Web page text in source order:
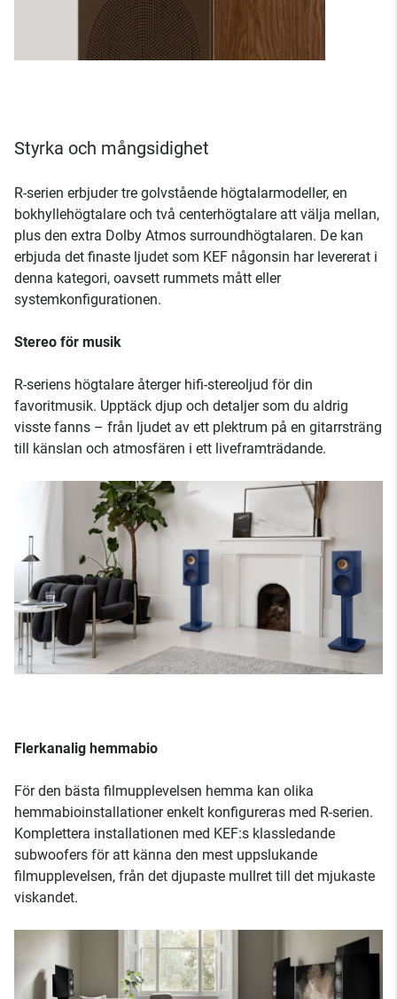
Styrka och mångsidighet
R-serien erbjuder tre golvstående högtalarmodeller, en
bokhyllehögtalare och två centerhögtalare att välja mellan,
plus den extra Dolby Atmos surroundhögtalaren. De kan
erbjuda det finaste ljudet som KEF någonsin har levererat i
denna kategori, oavsett rummets mått eller
systemkonfigurationen.
Stereo för musik
R-seriens högtalare återger hifi-stereoljud för din
favoritmusik. Upptäck djup och detaljer som du aldrig
visste fanns – från ljudet av ett plektrum på en gitarrsträng
till känslan och atmosfären i ett liveframträdande.
Flerkanalig hemmabio
För den bästa filmupplevelsen hemma kan olika
hemmabioinstallationer enkelt konfigureras med R-serien.
Komplettera installationen med KEF:s klassledande
subwoofers för att känna den mest uppslukande
filmupplevelsen, från det djupaste mullret till det mjukaste
viskandet.